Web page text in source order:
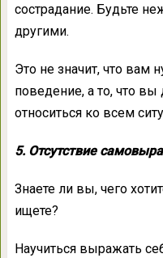
сострадание. Будьте
другими.
Это не значит, что вам
поведение, а то, что
относиться ко всем
5. Отсутствие
Знаете ли вы, чего
ищете?
Научиться выражать